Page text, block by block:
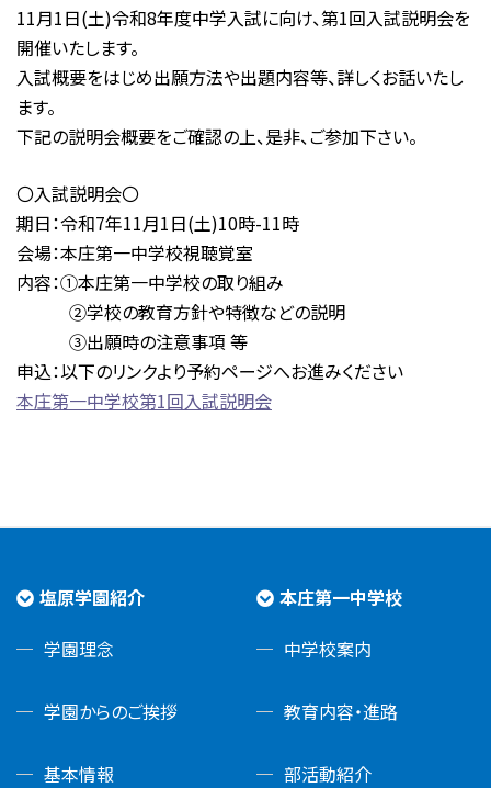
11月1日(土)令和8年度中学入試に向け、第1回入試説明会を
開催いたします。
入試概要をはじめ出願方法や出題内容等、詳しくお話いたし
ます。
下記の説明会概要をご確認の上、是非、ご参加下さい。
〇入試説明会〇
期日：令和7年11月1日(土)10時-11時
会場：本庄第一中学校視聴覚室
内容：➀本庄第一中学校の取り組み
➁学校の教育方針や特徴などの説明
➂出願時の注意事項 等
申込：以下のリンクより予約ページへお進みください
本庄第一中学校第1回入試説明会
塩原学園紹介
学園理念
学園からのご挨拶
基本情報
本庄第一中学校
中学校案内
教育内容・進路
部活動紹介